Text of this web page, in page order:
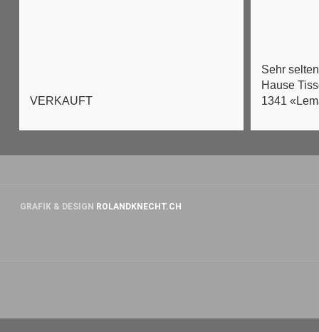
VERKAUFT
Sehr
Hause
1341
GRAFIK & DESIGN ROLANDKNECHT.CH